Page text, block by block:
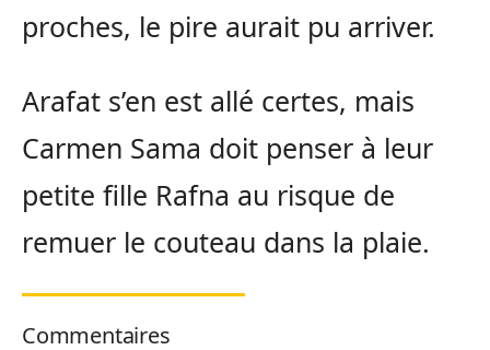
proches, le pire aurait pu arriver.
Arafat s’en est allé certes, mais
Carmen Sama doit penser à leur
petite fille Rafna au risque de
remuer le couteau dans la plaie.
Commentaires